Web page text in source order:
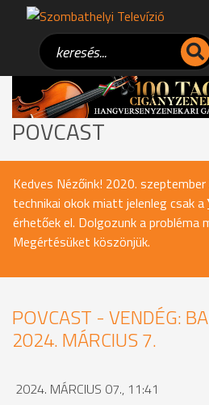
POVCAST
Kedves Nézőink! 2020.
technikai okok miatt jelenleg csak a
érhetőek el. Dolgozunk a probléma
Megértésüket köszönjük.
POVCAST - VENDÉG:
2024. MÁRCIUS 7.
2024. MÁRCIUS 07., 11:41